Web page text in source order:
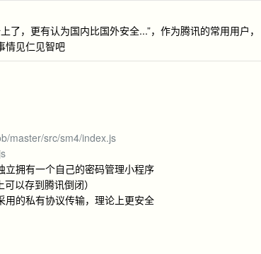
，更有认为国内比国外安全...”，作为腾讯的常用用户，
情见仁见智吧
master/src/sm4/index.js
拥有一个自己的密码管理小程序
以存到腾讯倒闭）
的私有协议传输，理论上更安全